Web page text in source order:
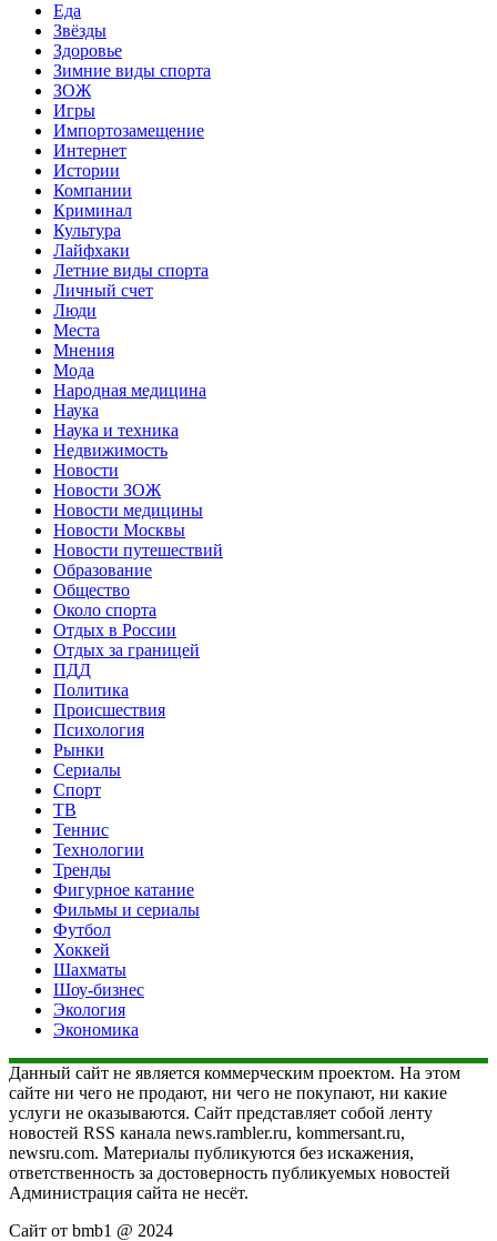
Еда
Звёзды
Здоровье
Зимние виды спорта
ЗОЖ
Игры
Импортозамещение
Интернет
Истории
Компании
Криминал
Культура
Лайфхаки
Летние виды спорта
Личный счет
Люди
Места
Мнения
Мода
Народная медицина
Наука
Наука и техника
Недвижимость
Новости
Новости ЗОЖ
Новости медицины
Новости Москвы
Новости путешествий
Образование
Общество
Около спорта
Отдых в России
Отдых за границей
ПДД
Политика
Происшествия
Психология
Рынки
Сериалы
Спорт
ТВ
Теннис
Технологии
Тренды
Фигурное катание
Фильмы и сериалы
Футбол
Хоккей
Шахматы
Шоу-бизнес
Экология
Экономика
Данный сайт не является коммерческим проектом. На этом
сайте ни чего не продают, ни чего не покупают, ни какие
услуги не оказываются. Сайт представляет собой ленту
новостей RSS канала news.rambler.ru, kommersant.ru,
newsru.com. Материалы публикуются без искажения,
ответственность за достоверность публикуемых новостей
Администрация сайта не несёт.
Сайт от bmb1 @ 2024